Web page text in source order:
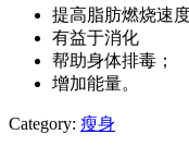
提高脂肪燃烧速
有益于消化
帮助身体排毒；
增加能量。
Category: 瘦身